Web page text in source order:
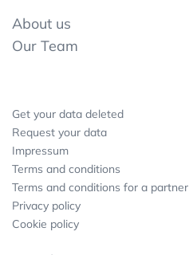
About us
Our Team
Get your data deleted
Request your data
Impressum
Terms and conditions
Terms and conditions for a partner
Privacy policy
Cookie policy